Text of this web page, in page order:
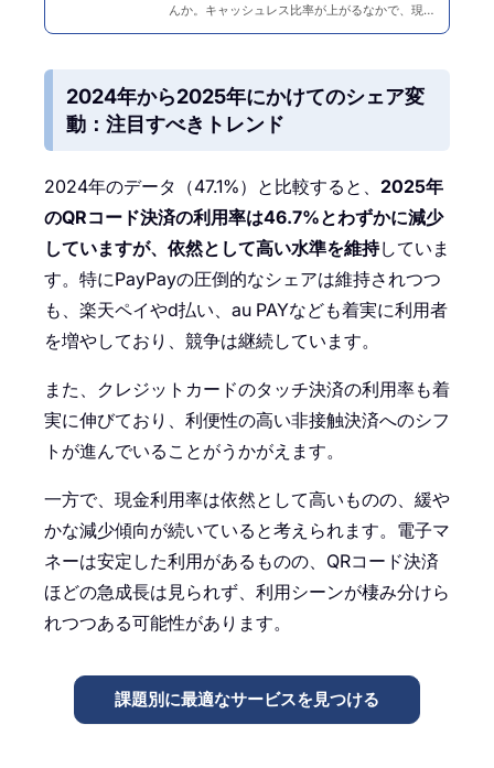
んか。キャッシュレス比率が上がるなかで、現金
2024年から2025年にかけてのシェア変
動：注目すべきトレンド
2024年のデータ（47.1%）と比較すると、 2025年
のQRコード決済の利用率は46.7%とわずかに減少
していますが、依然として高い水準を維持していま
す。特にPayPayの圧倒的なシェアは維持されつつ
も、楽天ペイやd払い、au PAYなども着実に利用者
を増やしており、競争は継続しています。
また、クレジットカードのタッチ決済の利用率も着
実に伸びており、利便性の高い非接触決済へのシフ
トが進んでいることがうかがえます。
一方で、現金利用率は依然として高いものの、緩や
かな減少傾向が続いていると考えられます。電子マ
ネーは安定した利用があるものの、QRコード決済
ほどの急成長は見られず、利用シーンが棲み分けら
れつつある可能性があります。
課題別に最適なサービスを見つける